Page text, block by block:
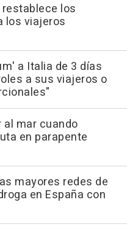
restablece los
los viajeros
a Italia de 3 días
a sus viajeros o
al mar cuando
en parapente
mayores redes de
en España con